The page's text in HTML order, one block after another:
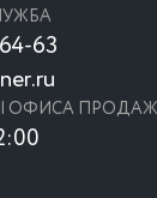
63
ОФИСА ПРОДАЖ